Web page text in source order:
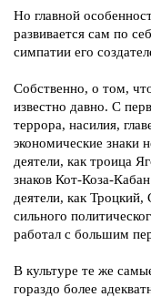
Но главной
развивается сам по
симпатии его
Собственно, о том,
известно давно. С
террора, насилия,
экономические знаки
деятели, как троица
знаков Кот-Коза-
деятели, как
сильного
работал с большим
В культуре те же
гораздо более